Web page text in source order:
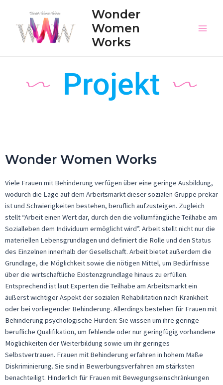
Wonder
Women
Works
Projekt
Wonder Women Works
Viele Frauen mit Behinderung verfügen über eine geringe Ausbildung,
wodurch die Lage auf dem Arbeitsmarkt dieser sozialen Gruppe prekär
ist und Schwierigkeiten bestehen, beruflich aufzusteigen. Zugleich
stellt “Arbeit einen Wert dar, durch den die vollumfängliche Teilhabe am
Sozialleben dem Individuum ermöglicht wird”. Arbeit stellt nicht nur die
materiellen Lebensgrundlagen und definiert die Rolle und den Status
des Einzelnen innerhalb der Gesellschaft. Arbeit bietet außerdem die
Grundlage, die Möglichkeit sowie die nötigen Mittel, um Bedürfnisse
über die wirtschaftliche Existenzgrundlage hinaus zu erfüllen.
Entsprechend ist laut Experten die Teilhabe am Arbeitsmarkt ein
äußerst wichtiger Aspekt der sozialen Rehabilitation nach Krankheit
oder bei vorliegender Behinderung. Allerdings bestehen für Frauen mit
Behinderung psychologische Hürden: Sie wissen um ihre geringe
berufliche Qualifikation, um fehlende oder nur geringfügig vorhandene
Möglichkeiten der Weiterbildung sowie um ihr geringes
Selbstvertrauen. Frauen mit Behinderung erfahren in hohem Maße
Diskriminierung. Sie sind in Bewerbungsverfahren am stärksten
benachteiligt. Hinderlich für Frauen mit Bewegungseinschränkungen